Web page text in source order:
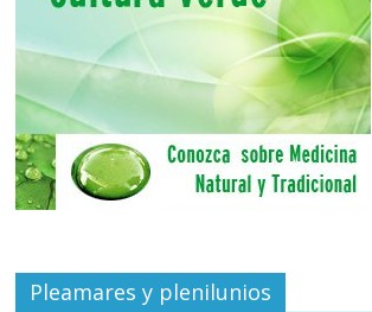
Pleamares y plenilunios